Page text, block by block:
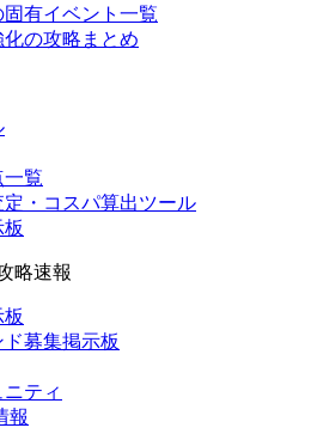
有イベント一覧
の攻略まとめ
一覧
・コスパ算出ツール
略速報
募集掲示板
ティ
報